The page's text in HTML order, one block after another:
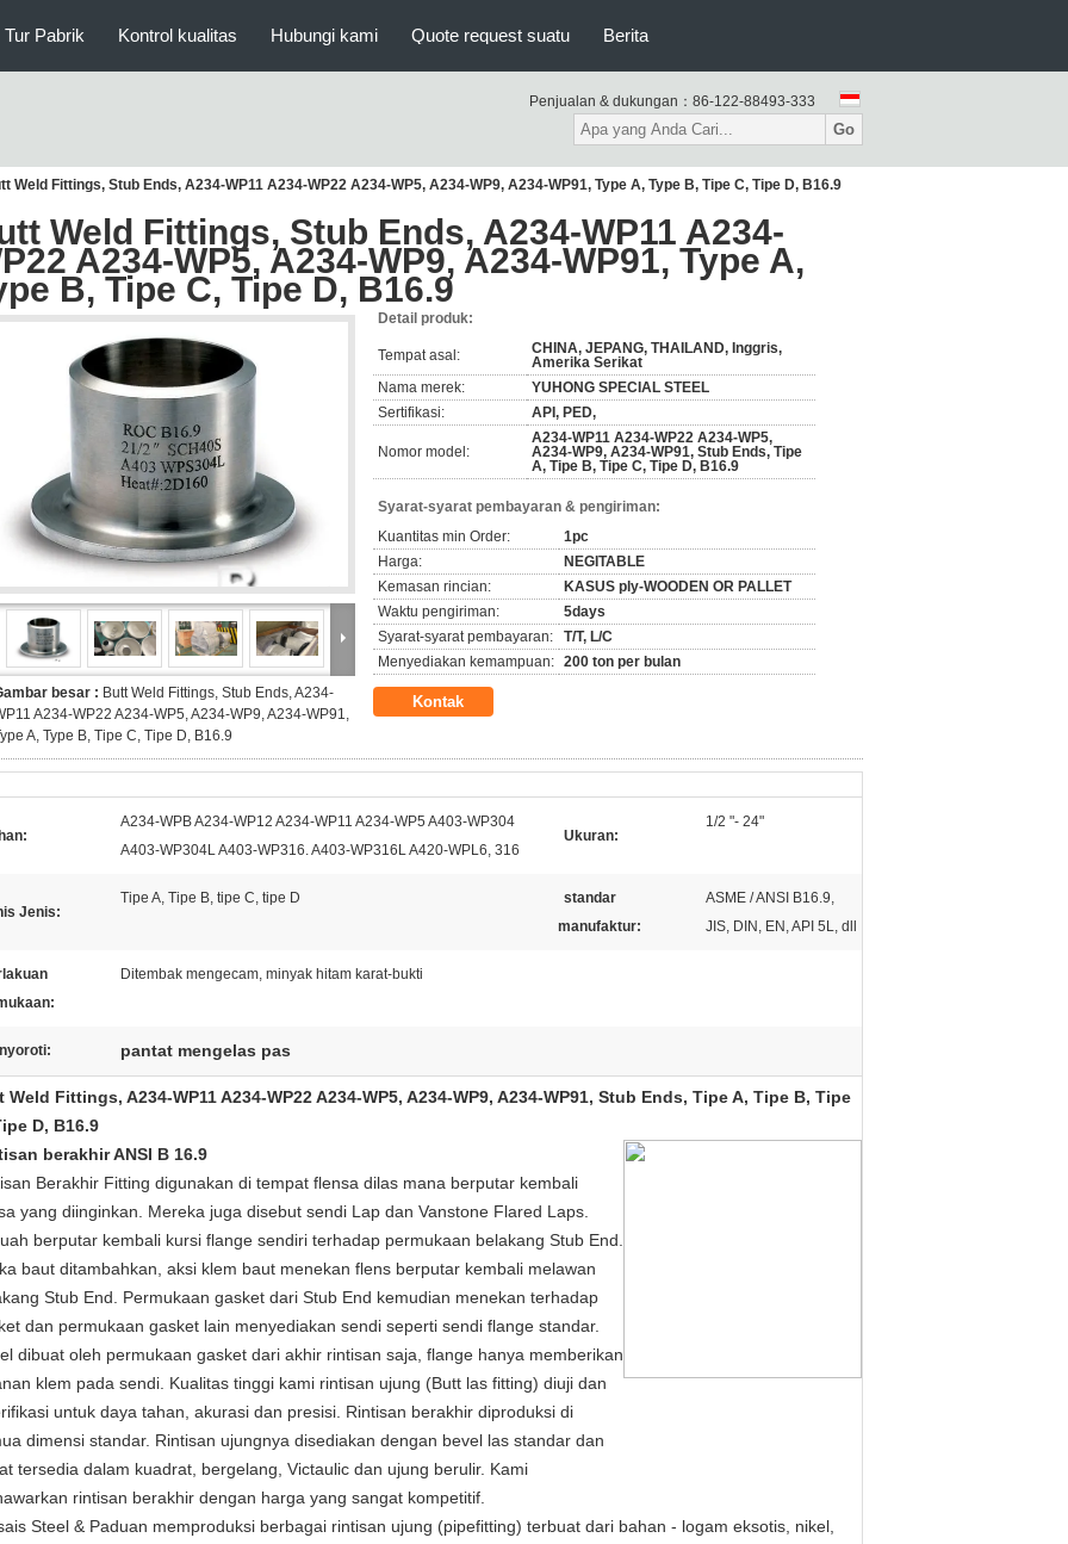
Tur Pabrik Kontrol kualitas Hubungi kami Quote request suatu Berita
Penjualan & dukungan： 86-122-88493-333
Go
Weld Fittings, Stub Ends, A234-WP11 A234-WP22 A234-WP5, A234-WP9, A234-WP91, Type A, Type B, Tipe C, Tipe D, B16.9
Weld Fittings, Stub Ends, A234-WP11 A234-
A234-WP5, A234-WP9, A234-WP91, Type A,
B, Tipe C, Tipe D, B16.9
besar : Butt Weld Fittings, Stub Ends, A234-
A234-WP22 A234-WP5, A234-WP9, A234-WP91,
A, Type B, Tipe C, Tipe D, B16.9
Detail produk:
Tempat asal:
CHINA, JEPANG, THAILAND, Inggris,
Amerika Serikat
Nama merek:
YUHONG SPECIAL STEEL
Sertifikasi:
API, PED,
Nomor model:
A234-WP11 A234-WP22 A234-WP5,
A234-WP9, A234-WP91, Stub Ends, Tipe
A, Tipe B, Tipe C, Tipe D, B16.9
Syarat-syarat pembayaran & pengiriman:
Kuantitas min Order:
1pc
Harga:
NEGITABLE
Kemasan rincian:
KASUS ply-WOODEN OR PALLET
Waktu pengiriman:
5days
Syarat-syarat pembayaran:
T/T, L/C
Menyediakan kemampuan: 200 ton per bulan
Kontak
A234-WPB A234-WP12 A234-WP11 A234-WP5 A403-WP304
A403-WP304L A403-WP316. A403-WP316L A420-WPL6, 316
Ukuran:
1/2 "- 24"
Jenis:
Tipe A, Tipe B, tipe C, tipe D
standar
manufaktur:
ASME / ANSI B16.9,
JIS, DIN, EN, API 5L, dll
Ditembak mengecam, minyak hitam karat-bukti
pantat mengelas pas
Weld Fittings, A234-WP11 A234-WP22 A234-WP5, A234-WP9, A234-WP91, Stub Ends, Tipe A, Tipe B, Tipe
D, B16.9
berakhir ANSI B 16.9
Berakhir Fitting digunakan di tempat flensa dilas mana berputar kembali
yang diinginkan.
Mereka juga disebut sendi Lap dan Vanstone Flared Laps.
berputar kembali kursi flange sendiri terhadap permukaan belakang Stub End.
baut ditambahkan, aksi klem baut menekan flens berputar kembali melawan
Stub End.
Permukaan gasket dari Stub End kemudian menekan terhadap
dan permukaan gasket lain menyediakan sendi seperti sendi flange standar.
dibuat oleh permukaan gasket dari akhir rintisan saja, flange hanya memberikan
klem pada sendi. Kualitas tinggi kami rintisan ujung (Butt las fitting) diuji dan
untuk daya tahan, akurasi dan presisi. Rintisan berakhir diproduksi di
dimensi standar. Rintisan ujungnya disediakan dengan bevel las standar dan
tersedia dalam kuadrat, bergelang, Victaulic dan ujung berulir. Kami
rintisan berakhir dengan harga yang sangat kompetitif.
Steel & Paduan memproduksi berbagai rintisan ujung (pipefitting) terbuat dari bahan - logam eksotis, nikel,